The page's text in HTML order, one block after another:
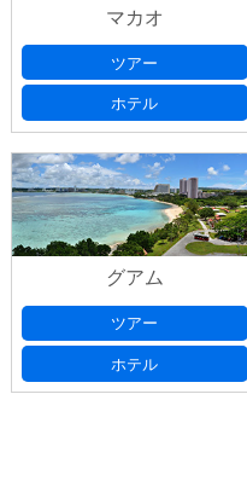
マカオ
ツアー
ホテル
グアム
ツアー
ホテル